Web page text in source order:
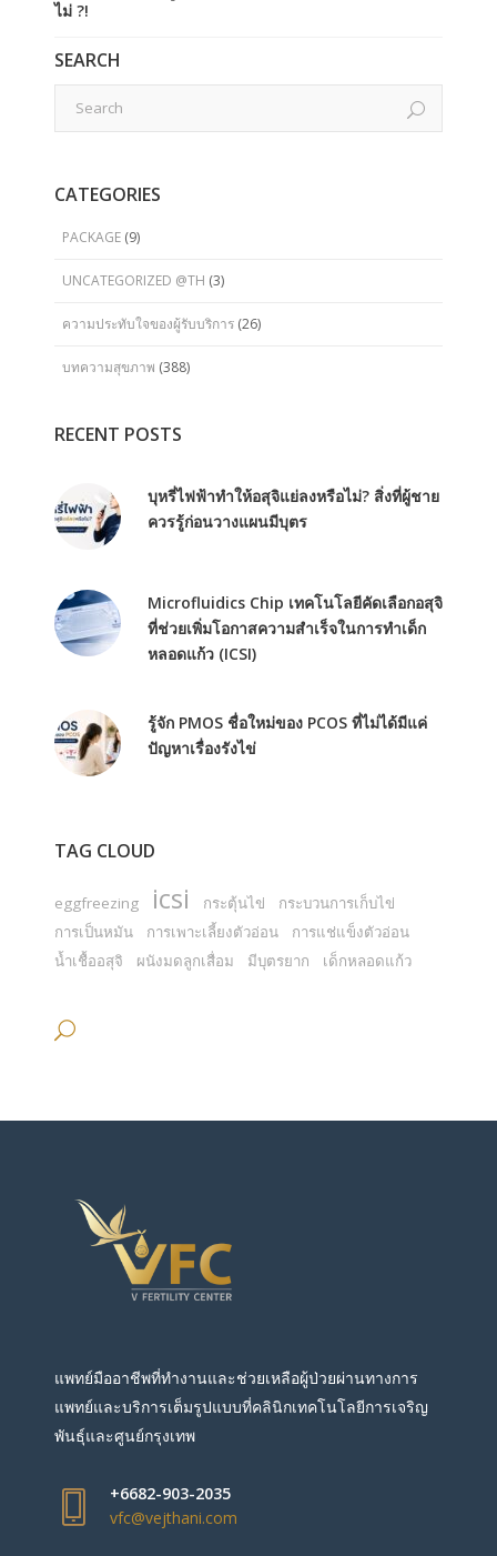
ไม่ ?!
SEARCH
CATEGORIES
PACKAGE (9)
UNCATEGORIZED @TH (3)
ความประทับใจของผู้รับบริการ (26)
บทความสุขภาพ (388)
RECENT POSTS
บุหรี่ไฟฟ้าทำให้อสุจิแย่ลงหรือไม่? สิ่งที่ผู้ชาย
ควรรู้ก่อนวางแผนมีบุตร
Microfluidics Chip เทคโนโลยีคัดเลือกอสุจิ
ที่ช่วยเพิ่มโอกาสความสำเร็จในการทำเด็ก
หลอดแก้ว (ICSI)
รู้จัก PMOS ชื่อใหม่ของ PCOS ที่ไม่ได้มีแค่
ปัญหาเรื่องรังไข่
TAG CLOUD
eggfreezing icsi กระตุ้นไข่
กระบวนการเก็บไข่
การเป็นหมัน
การเพาะเลี้ยงตัวอ่อน
การแช่แข็งตัวอ่อน
น้ำเชื้ออสุจิ
ผนังมดลูกเสื่อม มีบุตรยาก เด็กหลอดแก้ว
แพทย์มืออาชีพที่ทำงานและช่วยเหลือผู้ป่วยผ่านทางการ
แพทย์และบริการเต็มรูปแบบที่คลินิกเทคโนโลยีการเจริญ
พันธุ์และศูนย์กรุงเทพ
+6682-903-2035
vfc@vejthani.com